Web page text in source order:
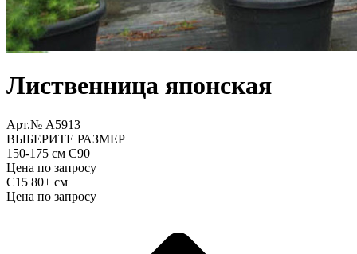
Лиственница японская
Арт.№ A5913
ВЫБЕРИТЕ РАЗМЕР
150-175 см С90
Цена по запросу
С15 80+ см
Цена по запросу